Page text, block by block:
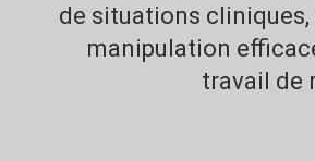
de situations
manipulation
travail de